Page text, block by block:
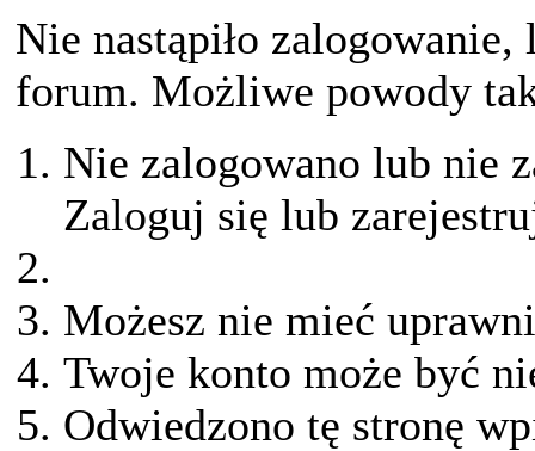
Nie nastąpiło
forum. Możliwe powody
Nie zalogowano lub nie
Zaloguj się lub
Możesz nie mieć
Twoje konto może być
Odwiedzono tę stronę